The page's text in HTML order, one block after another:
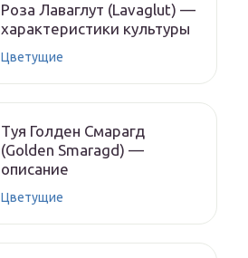
Роза Лаваглут (Lavaglut) —
характеристики культуры
Цветущие
Туя Голден Смарагд
(Golden Smaragd) —
описание
Цветущие